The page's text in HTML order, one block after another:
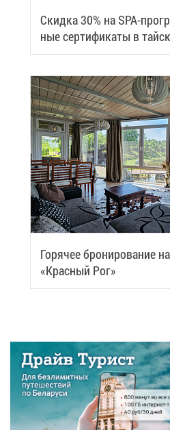
Скид­ка 30% на SPA-
ные сер­ти­фи­ка­ты в
Samui
Го­ря­чее бро­ни­ро­ва­ние
«Крас­ный Рог»